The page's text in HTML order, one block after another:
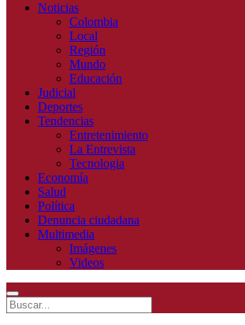
Noticias
Colombia
Local
Región
Mundo
Educación
Judicial
Deportes
Tendencias
Entretenimiento
La Entrevista
Tecnologia
Economía
Salud
Política
Denuncia ciudadana
Multimedia
Imágenes
Videos